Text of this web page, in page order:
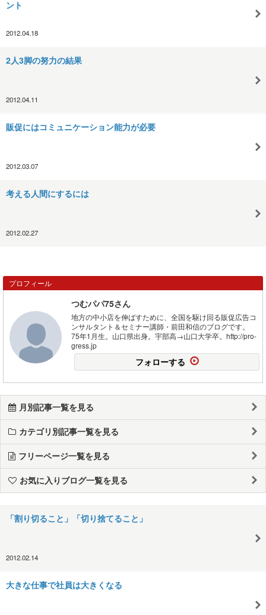
ント
2012.04.18
2人3脚の努力の結果
2012.04.11
販促にはコミュニケーション能力が必要
2012.03.07
考える人間にするには
2012.02.27
プロフィール
つむパパ75さん
地方の中小店を伸ばすために、全国を駆け回る販促広告コ
ンサルタント＆セミナー講師・前田和信のブログです。
75年1月生。山口県出身。宇部高→山口大学卒。http://pro-
gress.jp
フォローする
月別記事一覧を見る
カテゴリ別記事一覧を見る
フリーページ一覧を見る
お気に入りブログ一覧を見る
「割り切ること」「切り捨てること」
2012.02.14
大きな仕事で社員は大きくなる